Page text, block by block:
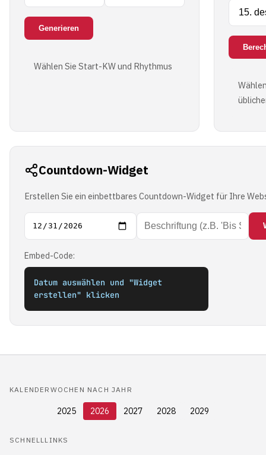
Generieren
Wählen Sie Start-KW und Rhythmus
Countdown-Widget
Erstellen Sie ein einbettbares Countdown-Widget für Ihre
Embed-Code:
Datum auswählen und "Widget
erstellen" klicken
KALENDERWOCHEN NACH JAHR
2025 2026 2027 2028 2029
SCHNELLLINKS